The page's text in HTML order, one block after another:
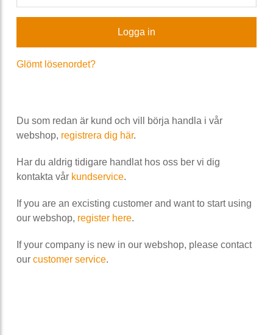
Glömt lösenordet?
Du som redan är kund och vill börja handla i vår
webshop, registrera dig här.
Har du aldrig tidigare handlat hos oss ber vi dig
kontakta vår kundservice.
If you are an excisting customer and want to start using
our webshop, register here.
If your company is new in our webshop, please contact
our customer service.